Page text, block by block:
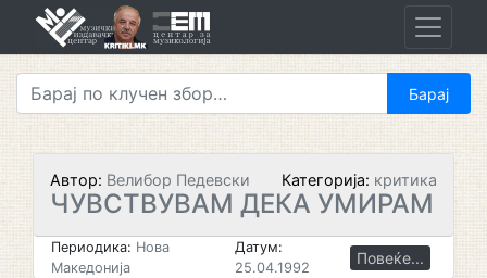
Автор: Велибор Педевски Категорија: критика
ЧУВСТВУВАМ ДЕКА УМИРАМ
Периодика: Нова
Македонија
Датум:
25.04.1992
Повеќе...